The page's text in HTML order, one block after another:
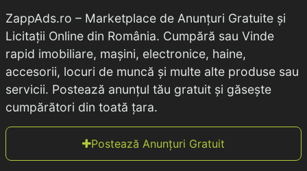
ZappAds.ro – Marketplace de Anunțuri Gratuite și
Licitații Online din România. Cumpără sau Vinde
rapid imobiliare, mașini, electronice, haine,
accesorii, locuri de muncă și multe alte produse sau
servicii. Postează anunțul tău gratuit și găsește
cumpărători din toată țara.
Postează Anunțuri Gratuit